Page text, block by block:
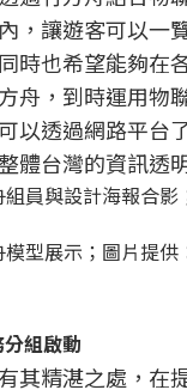
，讓遊客可以一
時也希望能夠在
舟，到時運用物
以透過網路平台
體台灣的資訊透
員與設計海報合影
型展示；圖片提供
組啟動
其精湛之處，在